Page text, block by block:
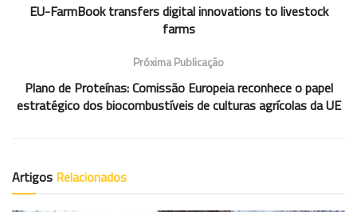
EU-FarmBook transfers digital innovations to livestock
farms
Próxima Publicação
Plano de Proteínas: Comissão Europeia reconhece o papel
estratégico dos biocombustíveis de culturas agrícolas da UE
Artigos Relacionados